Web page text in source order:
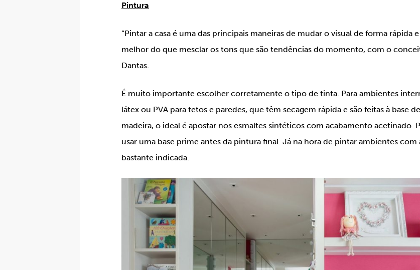
Pintura
“Pintar a casa é uma das principais maneiras de mudar o visual de forma rápida
melhor do que mesclar os tons que são tendências do momento, com o
Dantas.
É muito importante escolher corretamente o tipo de tinta. Para ambientes
látex ou PVA para tetos e paredes, que têm secagem rápida e são feitas à base
madeira, o ideal é apostar nos esmaltes sintéticos com acabamento acetinado.
usar uma base prime antes da pintura final. Já na hora de pintar ambientes com
bastante indicada.